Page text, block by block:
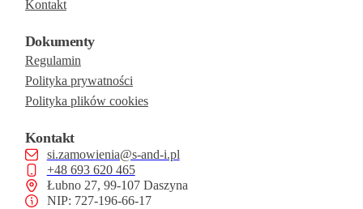
Kontakt
Dokumenty
Regulamin
Polityka prywatności
Polityka plików cookies
Kontakt
si.zamowienia@s-and-i.pl
+48 693 620 465
Łubno 27, 99-107 Daszyna
NIP: 727-196-66-17